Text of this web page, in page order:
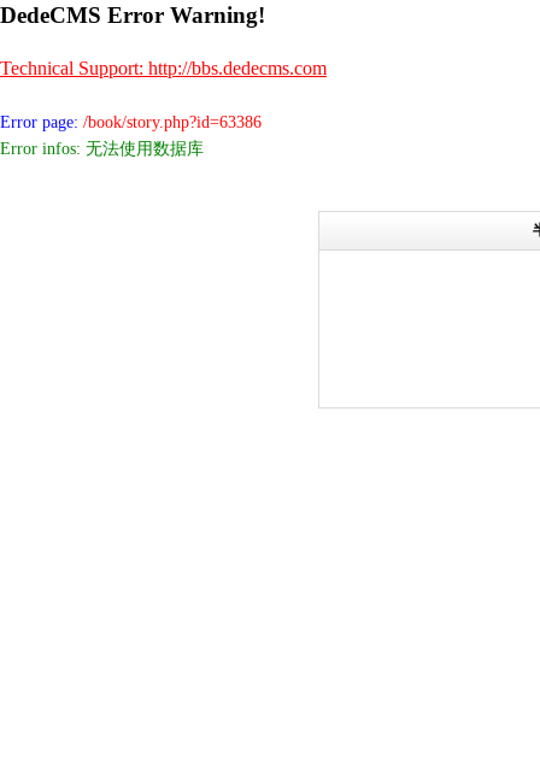
DedeCMS Error Warning!
Technical Support: http://bbs.dedecms.com
Error page: /book/story.php?id=63386
Error infos: 无法使用数据库